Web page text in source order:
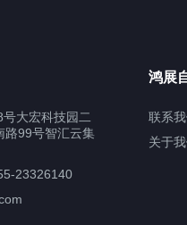
大宏科技园二
路99号智汇云集
23326140
鸿展
联系
关于